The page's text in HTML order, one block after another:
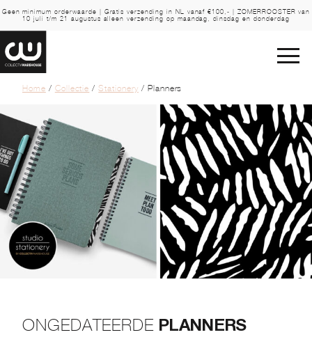
Geen minimum orderwaarde | Gratis verzending in NL vanaf €100,- | ZOMERROOSTER van
10 juli t/m 21 augustus alleen verzending op maandag, dinsdag en donderdag
Home / Collectie /Stationery / Planners
ONGEDATEERDEPLANNERS